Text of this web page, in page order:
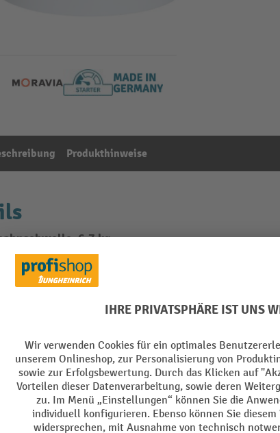
Produkthinweise
6,7 kg
Aus der Kategorie: